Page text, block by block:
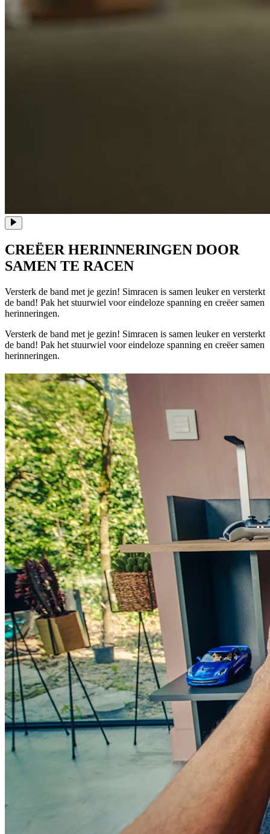
CREËER HERINNERINGEN DOOR
SAMEN TE RACEN
Versterk de band met je gezin! Simracen is samen leuker en versterkt
de band! Pak het stuurwiel voor eindeloze spanning en creëer samen
herinneringen.
Versterk de band met je gezin! Simracen is samen leuker en versterkt
de band! Pak het stuurwiel voor eindeloze spanning en creëer samen
herinneringen.